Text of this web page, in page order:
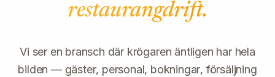
restaurangdrift.
Vi ser en bransch där krögaren äntligen har hela
bilden — gäster, personal, bokningar, försäljning